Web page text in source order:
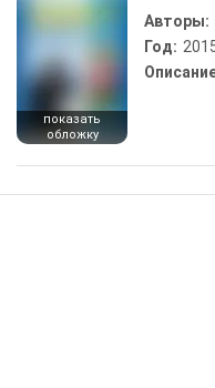
показать
обложку
Авторы:
Год: